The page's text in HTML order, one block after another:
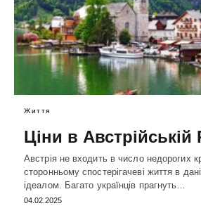
Життя
Ціни в Австрійській
Австрія не входить в число недорогих
сторонньому спостерігачеві життя в
ідеалом. Багато українців прагнуть…
04.02.2025